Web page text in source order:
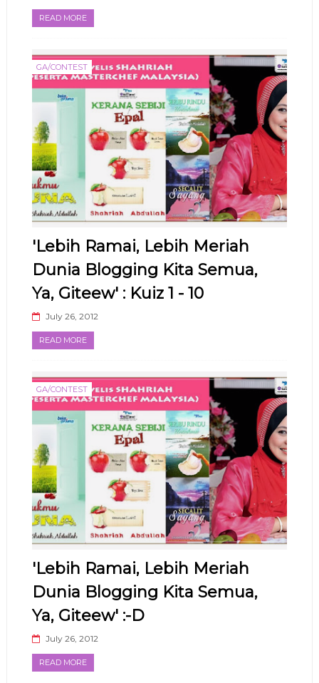
READ MORE
GA/CONTEST
'Lebih Ramai, Lebih Meriah
Dunia Blogging Kita Semua,
Ya, Giteew' : Kuiz 1 - 10
July 26, 2012
READ MORE
GA/CONTEST
'Lebih Ramai, Lebih Meriah
Dunia Blogging Kita Semua,
Ya, Giteew' :-D
July 26, 2012
READ MORE